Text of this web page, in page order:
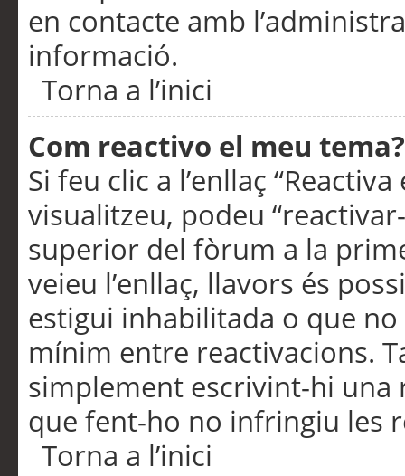
en contacte amb
informació.
Torna a l’inici
Com reactivo el meu tema?
Si feu clic a l’enllaç
visualitzeu, podeu
superior del fòrum a la
veieu l’enllaç, llavors és
estigui inhabilitada o que
mínim entre reactivacions.
simplement escrivint-hi una
que fent-ho no infringiu les
Torna a l’inici